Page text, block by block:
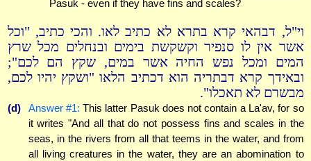
Pasuk - even if they have fins and scales?
וי"ל, דבהאי קרא בתרא לא כתיב לאו. והכי כתיב, "וכל
אשר אין לו סנפיר וקשקשת בימים ובנחלים מכל שרץ
המים ומכל נפש החיה אשר במים, שקץ הם לכם";
ובאידך קרא דבתריה הוא דכתיב הלאו "ושקץ יהיו לכם,
מבשרם לא תאכלו".
(d) Answer #1: This latter Pasuk does not contain a La'av, for so
it writes "And all that do not possess fins and scales in the
seas, in the rivers from all that teems in the water, and from
all living creatures in the water, they are an abomination to